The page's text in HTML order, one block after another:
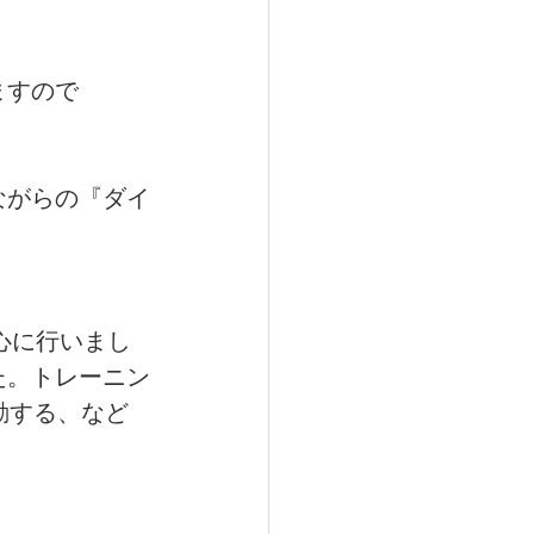
すので
らの『ダイ
に行いまし
トレーニン
する、など